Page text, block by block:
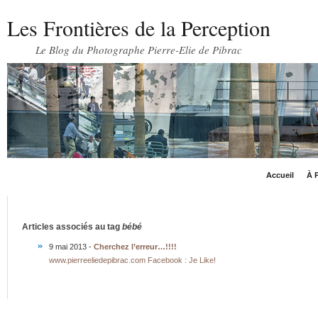
Les Frontières de la Perception
Le Blog du Photographe Pierre-Elie de Pibrac
Accueil À
Articles associés au tag bébé
9 mai 2013 - Cherchez l’erreur…!!!!
www.pierreeliedepibrac.com Facebook : Je Like!